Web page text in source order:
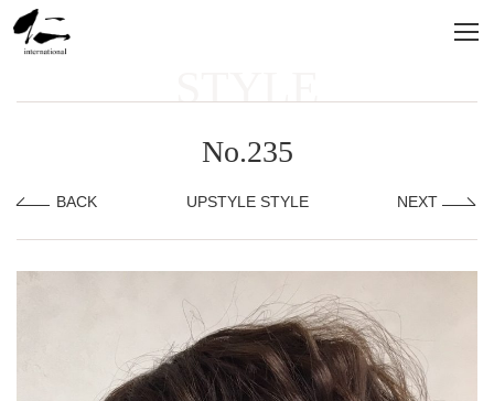
STYLE
No.235
BACK UPSTYLE STYLE NEXT